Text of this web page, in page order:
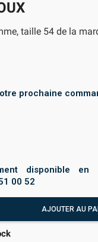
taille 54 de la
prochaine
disponible en
00 52
AJOUTER AU